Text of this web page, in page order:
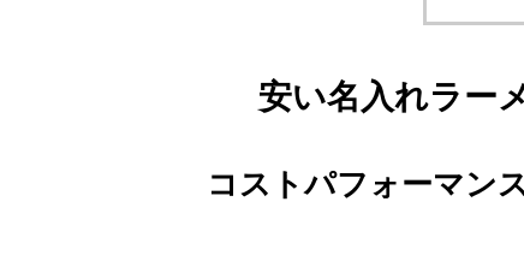
安い名入れラー
コストパフォーマン